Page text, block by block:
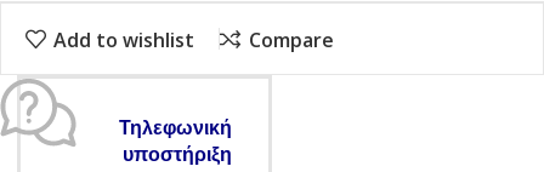
Add to wishlist Compare
Τηλεφωνική
υποστήριξη